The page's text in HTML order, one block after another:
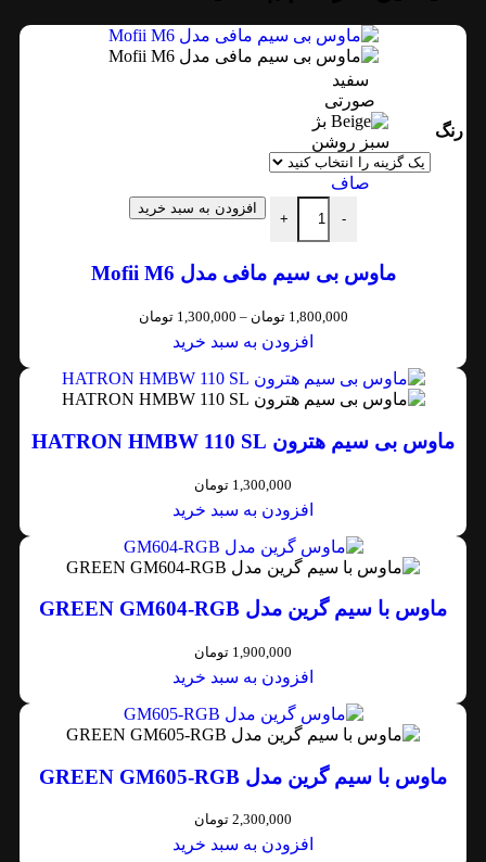
رنگ
سفید
صورتی
بژ
سبز روشن
صاف
-
+
افزودن به سبد خرید
ماوس بی سیم مافی مدل Mofii M6
1,800,000 تومان –
1,300,000 تومان
افزودن به سبد خرید
ماوس بی سیم هترون HATRON HMBW 110 SL
1,300,000 تومان
افزودن به سبد خرید
ماوس با سیم گرین مدل GREEN GM604-RGB
1,900,000 تومان
افزودن به سبد خرید
ماوس با سیم گرین مدل GREEN GM605-RGB
2,300,000 تومان
افزودن به سبد خرید